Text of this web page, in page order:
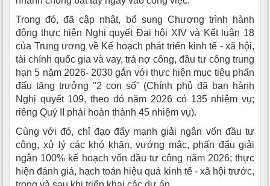
Trong đó, đã cập nhật, bổ sung Chương trình hành
động thực hiện Nghị quyết Đại hội XIV và Kết luận 18
của Trung ương về Kế hoạch phát triển kinh tế - xã hội,
tài chính quốc gia và vay, trả nợ công, đầu tư công trung
hạn 5 năm 2026- 2030 gắn với thực hiện mục tiêu phấn
đấu tăng trưởng "2 con số" (Chính phủ đã ban hành
Nghị quyết 109, theo đó năm 2026 có 135 nhiệm vụ;
riêng Quý II phải hoàn thành 45 nhiệm vụ).
Cùng với đó, chỉ đạo đẩy mạnh giải ngân vốn đầu tư
công, xử lý các khó khăn, vướng mắc, phấn đấu giải
ngân 100% kế hoạch vốn đầu tư công năm 2026; thực
hiện đánh giá, hạch toán hiệu quả kinh tế - xã hội trước,